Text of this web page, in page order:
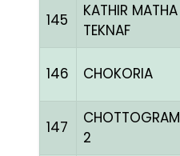
145
KATHIR MATHA
TEKNAF
146 CHOKORIA
147
CHOTTOGRAM
2